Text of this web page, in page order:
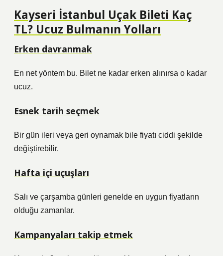
Kayseri İstanbul Uçak Bileti Kaç
TL? Ucuz Bulmanın Yolları
Erken davranmak
En net yöntem bu. Bilet ne kadar erken alınırsa o kadar
ucuz.
Esnek tarih seçmek
Bir gün ileri veya geri oynamak bile fiyatı ciddi şekilde
değiştirebilir.
Hafta içi uçuşları
Salı ve çarşamba günleri genelde en uygun fiyatların
olduğu zamanlar.
Kampanyaları takip etmek